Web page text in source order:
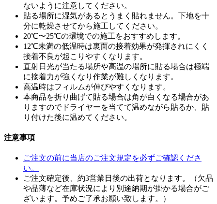
ないように注意してください。
貼る場所に湿気があるとうまく貼れません。下地を十
分に乾燥させてから施工してください。
20℃〜25℃の環境での施工をおすすめします。
12℃未満の低温時は裏面の接着効果が発揮されにくく
接着不良が起こりやすくなります。
直射日光が当たる場所や高温の場所に貼る場合は極端
に接着力が強くなり作業が難しくなります。
高温時はフィルムが伸びやすくなります。
本商品を折り曲げて貼る場合は角が白くなる場合があ
りますのでドライヤーを当てて温めながら貼るか、貼
り付けた後に温めてください。
注意事項
ご注文の前に当店のご注文規定を必ずご確認くださ
い。
ご注文確定後、約3営業日後の出荷となります。（欠品
や品薄など在庫状況により別途納期が掛かる場合がご
ざいます。予めご了承お願い致します。）